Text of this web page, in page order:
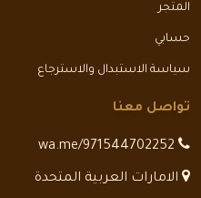
المتجر
حسابي
سياسة الاستبدال والاسترجاع
تواصل معنا
الامارات العربية المتحدة